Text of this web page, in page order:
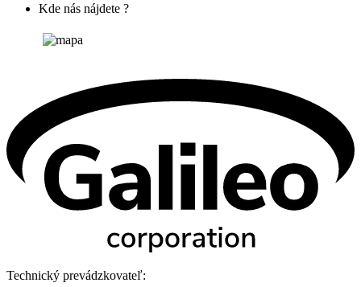
Kde nás nájdete ?
Technický prevádzkovateľ: